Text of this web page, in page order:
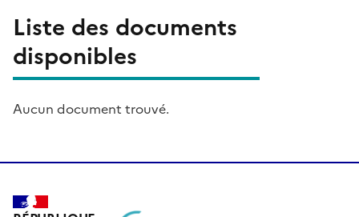
Liste des documents
disponibles
Aucun document trouvé.